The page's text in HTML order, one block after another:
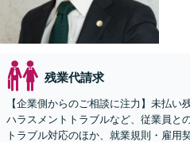
残業代請求
【企業側からのご相談に注力】未払い
ハラスメントトラブルなど、従業員と
トラブル対応のほか、就業規則・雇用